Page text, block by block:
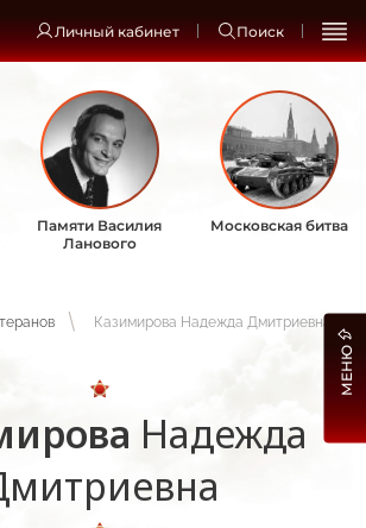
Личный кабинет Поиск
Памяти Василия
Ланового
Московская битва
Казимирова Надежда Дмитриевна
Надежда
МЕНЮ